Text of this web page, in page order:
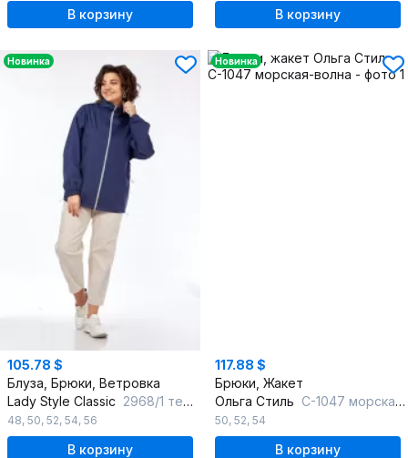
В корзину В корзину
Новинка
105.78 $
Блуза, Брюки, Ветровка
Lady Style Classic 2968/1 темно-синий_с_бежевым
48, 50, 52, 54, 56
В корзину
Новинка
117.88 $
Брюки, Жакет
Ольга Стиль С-1047 морская-волна
50, 52, 54
В корзину